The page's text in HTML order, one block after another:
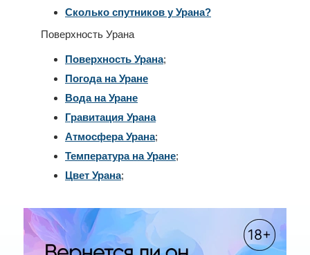
Сколько спутников у Урана?
Поверхность Урана
Поверхность Урана;
Погода на Уране
Вода на Уране
Гравитация Урана
Атмосфера Урана;
Температура на Уране;
Цвет Урана;